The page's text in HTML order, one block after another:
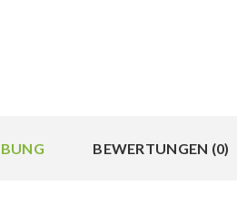
BEWERTUNGEN (0)